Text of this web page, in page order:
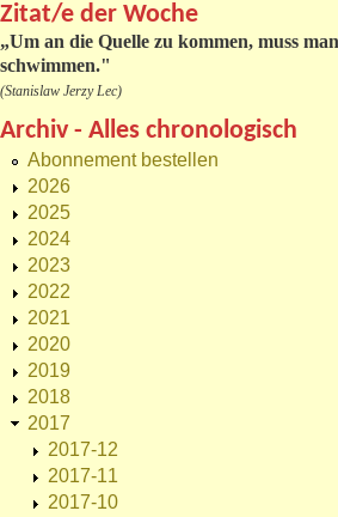
Zitat/e der Woche
„Um an die Quelle zu kommen, muss
schwimmen."
(Stanislaw Jerzy Lec)
Archiv - Alles chronologisch
Abonnement bestellen
2026
2025
2024
2023
2022
2021
2020
2019
2018
2017
2017-12
2017-11
2017-10